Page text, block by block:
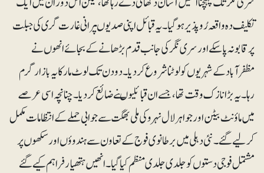
تکلیف دہ واقعہ رُوپذیر ہوگیا۔ یہ قبائل اپنی صدیوںپرانی غارت گری کی جبلت
پر قابو نہ پاسکے اور سری نگر کی جانب قدم بڑھانے کے بجائے انھوں نے
مظفرآباد کے شہریوں کو لوٹنا شروع کر دیا۔ دو دن تک لوٹ مار کا یہ بازار گرم
رہا۔ یہ بڑا نازک وقت تھا، جسے ان قبائلیوںنے ضائع کر دیا۔ چنانچہ اسی عرصے
میں ماؤنٹ بیٹن اور جواہر لال نہرو کی ملی بھگت سے جوابی حملے کے انتظامات مکمل
کرلیے گئے۔ نئی دہلی میں برطانوی فوج کے تعاون سے ہندوؤں اور سکھوں پر
مشتمل فوجی دستوں کو جلدی جلدی منظم کیا گیا۔ انھیں ہتھیار فراہم کیے گئے